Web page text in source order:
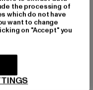
2ZH Lancashire |
the processing of
which do not have
want to change
on "Accept" you